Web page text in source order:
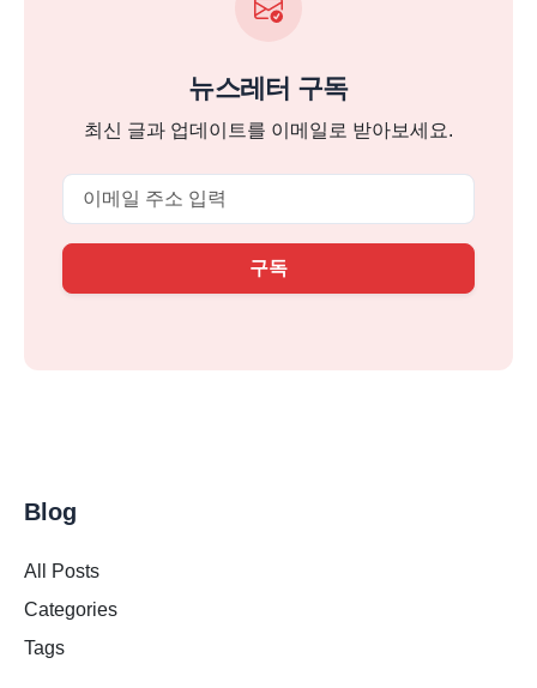
뉴스레터 구독
최신 글과 업데이트를 이메일로 받아보세요.
구독
Blog
All Posts
Categories
Tags